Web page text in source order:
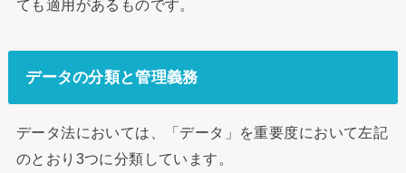
ても適用があるものです。
データの分類と管理義務
データ法においては、「データ」を重要度において左記
のとおり3つに分類しています。